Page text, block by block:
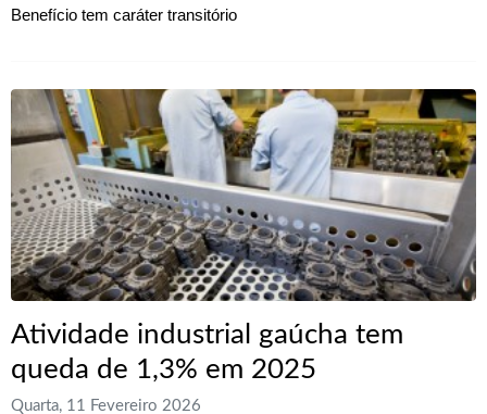
Benefício tem caráter transitório
Atividade industrial gaúcha tem
queda de 1,3% em 2025
Quarta, 11 Fevereiro 2026